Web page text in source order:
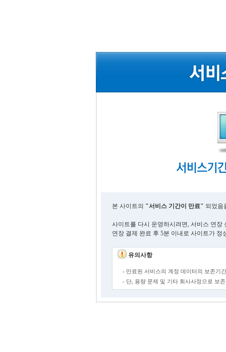
본 사이트의 "서비스 기간이 만료" 되었음
사이트를 다시 운영하시려면, 서비스 연장
연장 결제 완료 후 5분 이내로 사이트가 정
유의사항
- 만료된 서비스의 계정 데이터의 보존기
- 단, 용량 문제 및 기타 회사사정으로 보